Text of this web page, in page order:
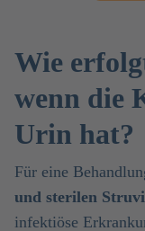
Wie
wenn die
Urin hat?
Für eine
und sterilen
infektiöse